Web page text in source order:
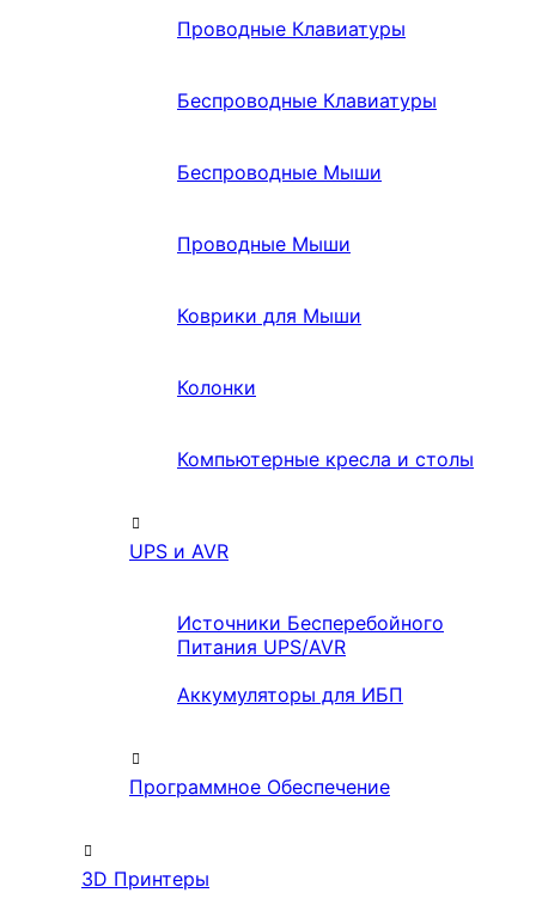
Проводные Клавиатуры
Беспроводные Клавиатуры
Беспроводные Мыши
Проводные Мыши
Коврики для Мыши
Колонки
Компьютерные кресла и столы
UPS и AVR
Источники Бесперебойного
Питания UPS/AVR
Аккумуляторы для ИБП
Программное Обеспечение
3D Принтеры